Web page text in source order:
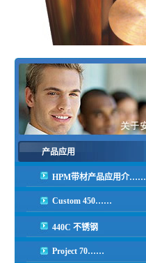
产品应用
HPM带材产品应用介……
Custom 450……
440C 不锈钢
Project 70……